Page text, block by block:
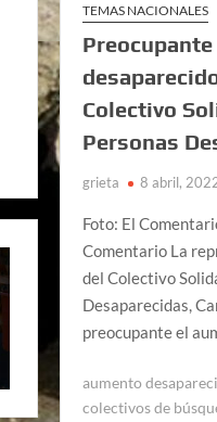
TEMAS NACIONALES
Colectivo
Personas
grieta 8 abril,
Foto: El
Comentario La
del Colectivo
Desaparecidas,
preocupante el
aumento
colectivos de